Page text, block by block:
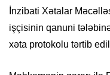
İnzibati Xətalar
işçisinin qanuni
xəta protokolu tərtib